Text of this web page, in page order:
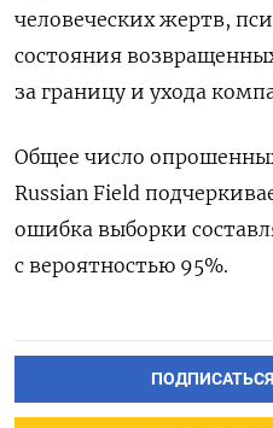
человеческих жертв,
состояния
за границу и ухода
Общее число
Russian Field
ошибка выборки
с вероятностью 95%.